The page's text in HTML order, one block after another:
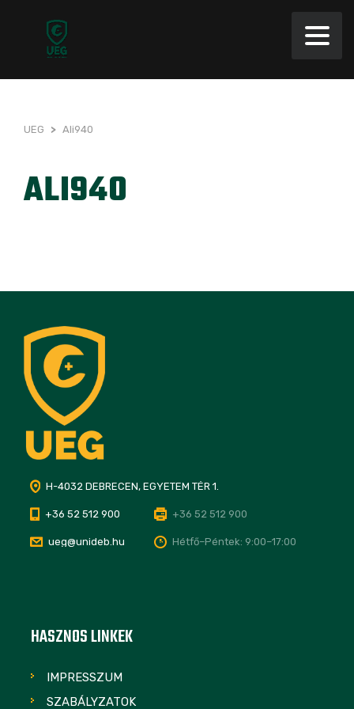
UEG > Ali940
ALI940
H-4032 DEBRECEN, EGYETEM TÉR 1.
+36 52 512 900 +36 52 512 900
ueg@unideb.hu Hétfő–Péntek: 9:00–17:00
HASZNOS LINKEK
IMPRESSZUM
SZABÁLYZATOK